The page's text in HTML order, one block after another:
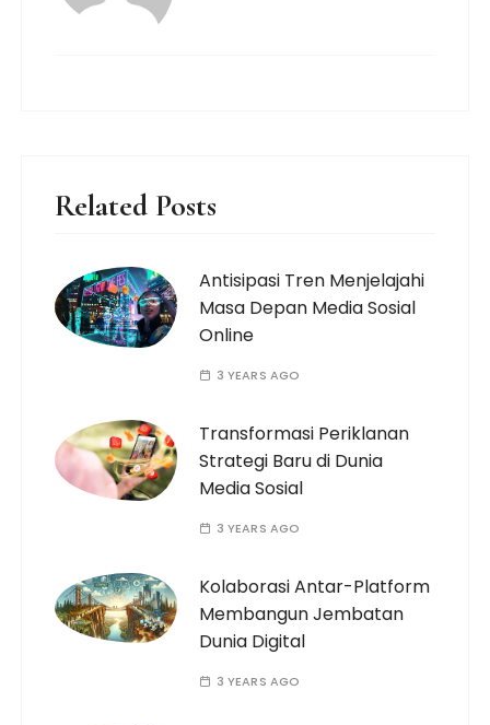
Related Posts
Antisipasi Tren Menjelajahi
Masa Depan Media Sosial
Online
3 YEARS AGO
Transformasi Periklanan
Strategi Baru di Dunia
Media Sosial
3 YEARS AGO
Kolaborasi Antar-Platform
Membangun Jembatan
Dunia Digital
3 YEARS AGO